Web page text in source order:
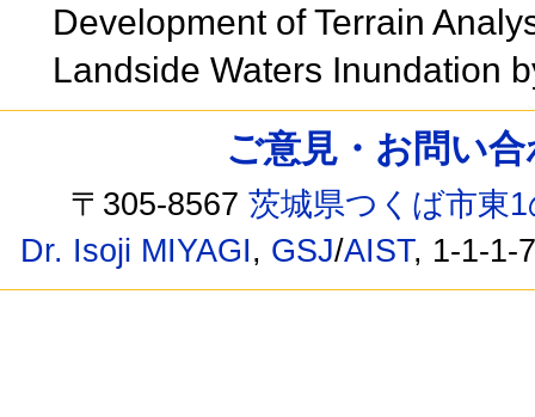
Development of Terrain
Landside Waters Inundation
ご意見・お問い
〒305-8567茨城県つくば市東
Dr. Isoji MIYAGI, GSJ/AIST, 1-1-1-